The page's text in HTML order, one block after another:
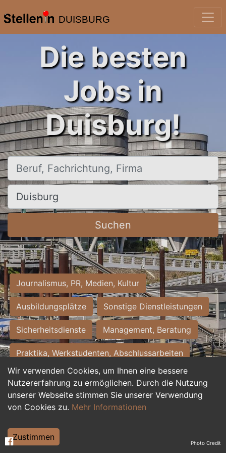
DUISBURG
Wir verwenden Cookies, um Ihnen eine bessere
Nutzererfahrung zu ermöglichen. Durch die Nutzung
unserer Webseite stimmen Sie unserer Verwendung
von Cookies zu. Mehr Informationen
Zustimmen
Die besten
Jobs in
Duisburg!
Beruf, Fachrichtung, Firma
Ort, Stadt
Suchen
Journalismus, PR, Medien, Kultur
Ausbildungsplätze Sonstige Dienstleistungen
Sicherheitsdienste Management, Beratung
Praktika, Werkstudenten, Abschlussarbeiten
Personalwesen Assistenz, Sekretariat
Hilfskräfte, Aushilfs- und Nebenjobs
Weiterbildung, Studium, duale Ausbildung Photo Credit